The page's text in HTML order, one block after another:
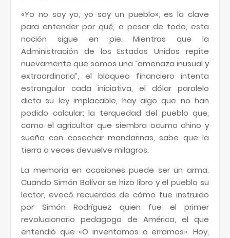
«Yo no soy yo, yo soy un pueblo», es la clave
para entender por qué, a pesar de todo, esta
nación sigue en pie. Mientras que la
Administración de los Estados Unidos repite
nuevamente que somos una “amenaza inusual y
extraordinaria”, el bloqueo financiero intenta
estrangular cada iniciativa, el dólar paralelo
dicta su ley implacable, hay algo que no han
podido calcular: la terquedad del pueblo que,
como el agricultor que siembra ocumo chino y
sueña con cosechar mandarinas, sabe que la
tierra a veces devuelve milagros.
La memoria en ocasiones puede ser un arma.
Cuando Simón Bolívar se hizo libro y el pueblo su
lector, evocó recuerdos de cómo fue instruido
por Simón Rodríguez quien fue el primer
revolucionario pedagogo de América, el que
entendió que «O inventamos o erramos». Hoy,